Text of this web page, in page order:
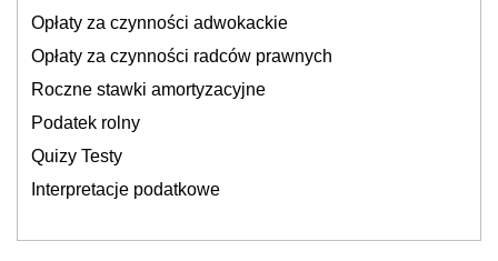
Opłaty za czynności adwokackie
Opłaty za czynności radców prawnych
Roczne stawki amortyzacyjne
Podatek rolny
Quizy Testy
Interpretacje podatkowe